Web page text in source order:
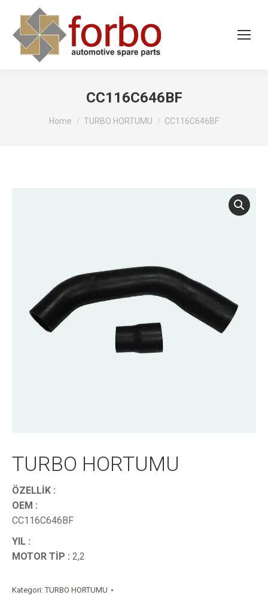
CC116C646BF
You are here:
Home TURBO HORTUMU CC116C646BF
TURBO HORTUMU
ÖZELLİK :
OEM :
CC116C646BF
YIL :
MOTOR TİP : 2,2
Kategori:TURBO HORTUMU